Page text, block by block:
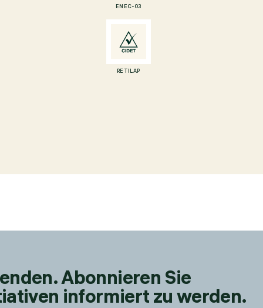
ENEC-03
RETILAP
Abonnieren Sie
informiert zu werden.